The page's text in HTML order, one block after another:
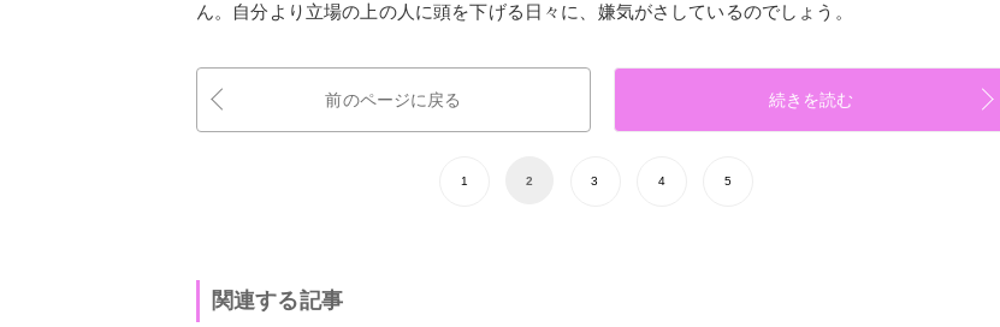
ん。自分より立場の上の人に頭を下げる日々に、嫌気がさしているのでしょう。
前のページに戻る 続きを読む
1 2 3 4 5
関連する記事